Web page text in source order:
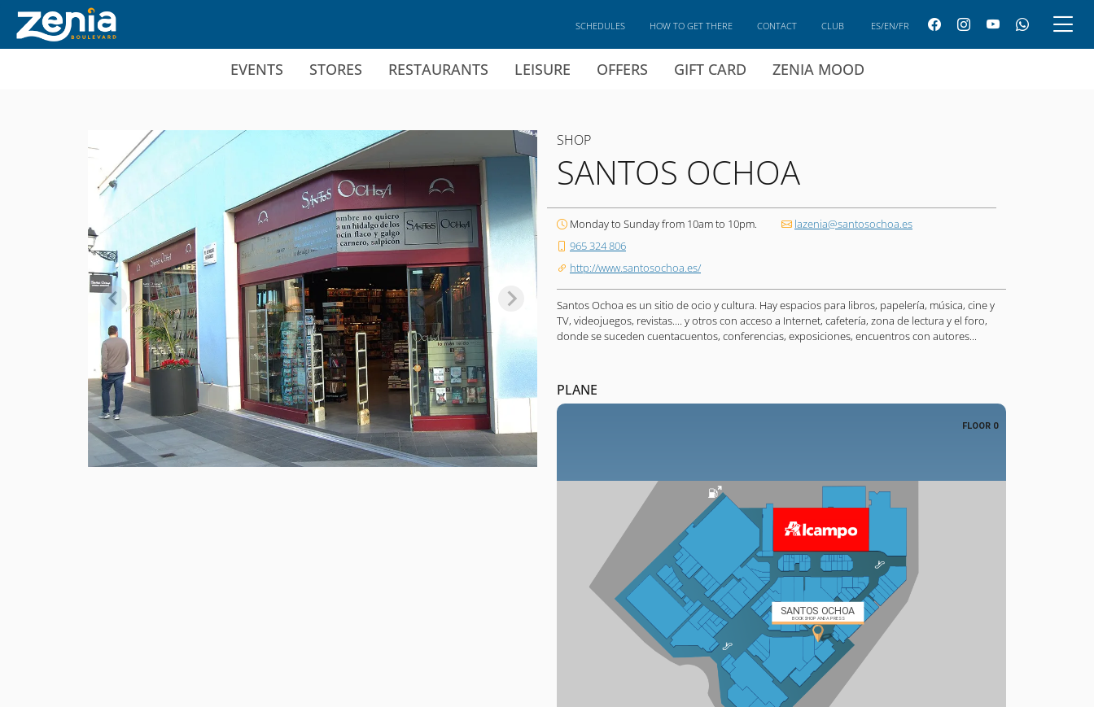
Ir al contenido principal
EVENTS STORES RESTAURANTS LEISURE OFFERS GIFT CARD ZENIA MOOD
SCHEDULES HOW TO GET THERE CONTACT CLUB ES/EN/FR
SHOP
SANTOS OCHOA
Monday to Sunday from 10am to 10pm.
lazenia@santosochoa.es
965 324 806
http://www.santosochoa.es/
Santos Ochoa es un sitio de ocio y cultura. Hay espacios para libros, papelería, música, cine y
TV, videojuegos, revistas.... y otros con acceso a Internet, cafetería, zona de lectura y el foro,
donde se suceden cuentacuentos, conferencias, exposiciones, encuentros con autores...
PLANE